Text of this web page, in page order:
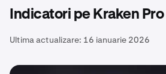
Indicatori pe Kraken Pro
Ultima actualizare: 16 ianuarie 2026